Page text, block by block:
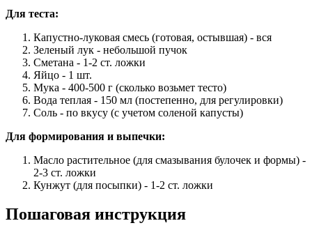
Для теста:
Капустно-луковая смесь (готовая, остывшая) - вся
Зеленый лук - небольшой пучок
Сметана - 1-2 ст. ложки
Яйцо - 1 шт.
Мука - 400-500 г (сколько возьмет тесто)
Вода теплая - 150 мл (постепенно, для регулировки)
Соль - по вкусу (с учетом соленой капусты)
Для формирования и выпечки:
Масло растительное (для смазывания булочек и формы) -
2-3 ст. ложки
Кунжут (для посыпки) - 1-2 ст. ложки
Пошаговая инструкция